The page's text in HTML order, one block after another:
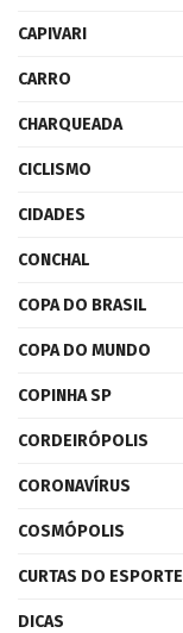
CAPIVARI
CARRO
CHARQUEADA
CICLISMO
CIDADES
CONCHAL
COPA DO BRASIL
COPA DO MUNDO
COPINHA SP
CORDEIRÓPOLIS
CORONAVÍRUS
COSMÓPOLIS
CURTAS DO ESPORTE
DICAS